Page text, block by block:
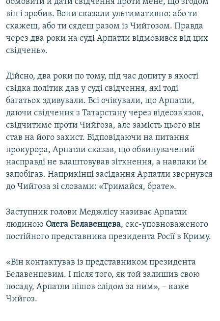
обмовити й дати свідчення проти мене, що згодом
він і зробив. Вони сказали ультимативно: або ти
скажеш, або ти сядеш разом із Чийгозом. Правда
через два роки на суді Арпатли відмовився від цих
свідчень».
Дійсно, два роки по тому, під час допиту в якості
свідка політик дав у суді свідчення, які тоді
багатьох здивували. Всі очікували, що Арпатли,
даючи свідчення з Татарстану через відеозв'язок,
свідчитиме проти Чийгоза, але замість цього він
став на його захист. Відповідаючи на питання
прокурора, Арпатли сказав, що обвинувачений
насправді не влаштовував зіткнення, а навпаки їм
запобігав. Наприкінці засідання Арпатли звернувся
до Чийгоза зі словами: «Тримайся, брате».
Заступник голови Меджлісу називає Арпатли
людиною Олега Белавенцева, екс-уповноваженого
постійного представника президента Росії в Криму.
«Він контактував із представником президента
Белавенцевим. І після того, як той залишив свою
посаду, Арпатли пішов слідом за ним», – каже
Чийгоз.